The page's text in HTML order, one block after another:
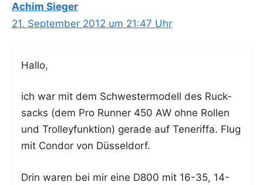
Achim Sieger
21. September 2012 um 21:47 Uhr
Hal­lo,
ich war mit dem Schwes­ter­mo­dell des Ruck­
sacks (dem Pro Run­ner 450 AW ohne Rol­len
und Trol­ley­funk­ti­on) gera­de auf Tene­rif­fa. Flug
mit Con­dor von Düsseldorf.
Drin waren bei mir eine D800 mit 16-35, 14-